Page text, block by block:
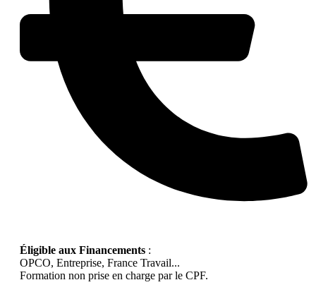
Éligible aux Financements :
OPCO, Entreprise, France Travail...
Formation non prise en charge par le CPF.